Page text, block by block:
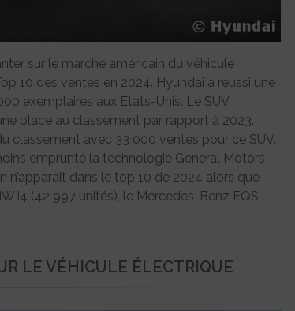
sur le marché américain du véhicule
10 des ventes en 2024. Hyundai a réussi une
exemplaires aux Etats-Unis. Le SUV
place au classement par rapport à 2023.
classement avec 33 000 ventes pour ce SUV.
emprunté la technologie General Motors
dans le top 10 de 2024 alors que
i4 (42 997 unités), le Mercedes-Benz EQS
LE VÉHICULE ÉLECTRIQUE